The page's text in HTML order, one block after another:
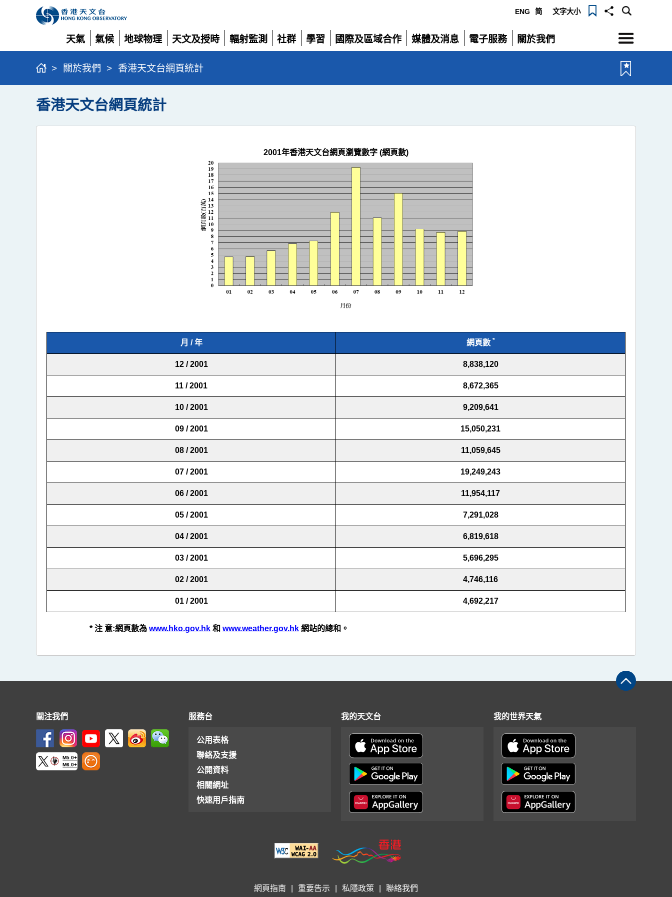
ENG 简 文字大小
天氣
展
開
氣候
展
開
地球物理
展
開
天文及授時
展
開
輻射監測
展
社群
展
學習
展
國際及區域合作
展
媒體及消息
展
電子服務
展
關於我們
展
選
單
> 關於我們 > 香港天文台網頁統計
香港天文台網頁統計
2001年香港天文台網頁瀏覽數字 (網頁數)
月 / 年 網頁數 *
12 / 2001 8,838,120
11 / 2001 8,672,365
10 / 2001 9,209,641
09 / 2001 15,050,231
08 / 2001 11,059,645
07 / 2001 19,249,243
06 / 2001 11,954,117
05 / 2001 7,291,028
04 / 2001 6,819,618
03 / 2001 5,696,295
02 / 2001 4,746,116
01 / 2001 4,692,217
* 注 意:網頁數為 www.hko.gov.hk 和 www.weather.gov.hk 網站的總和。
關注我們
M5.0+
M6.0+
服務台
公用表格
聯絡及支援
公開資料
相關網址
快速用戶指南
我的天文台 我的世界天氣
網頁指南 重要告示 私隱政策 聯絡我們